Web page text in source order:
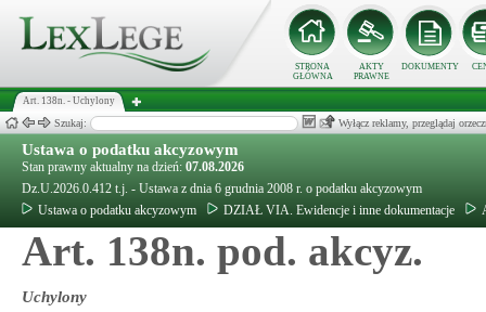
STRONA
GŁÓWNA
AKTY
PRAWNE
DOKUMENTY
Art. 138n. - Uchylony
Szukaj: Wyłącz reklamy, przeglądaj
Ustawa o podatku akcyzowym
Stan prawny aktualny na dzień: 07.08.2026
Dz.U.2026.0.412 t.j. - Ustawa z dnia 6 grudnia 2008 r. o podatku akcyzowym
Ustawa o podatku akcyzowym
DZIAŁ VIA. Ewidencje i inne dokumentacje
Art. 138n. pod. akcyz.
Uchylony